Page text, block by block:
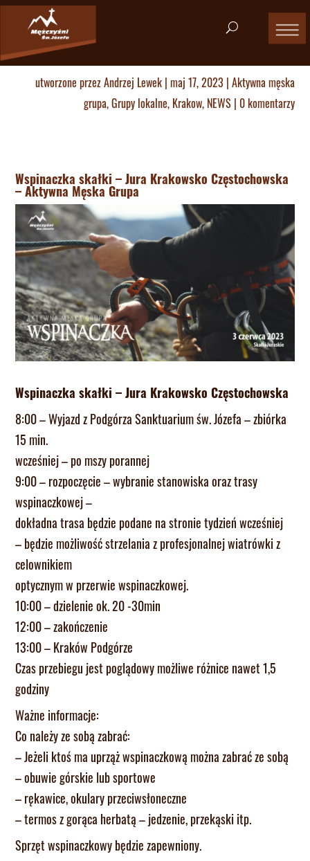
utworzone przezAndrzej Lewek| maj 17, 2023 | Aktywna męska
grupa,Grupy lokalne, Krakow, NEWS| 0 komentarzy
Wspinaczka skałki – Jura Krakowsko Częstochowska
– Aktywna Męska Grupa
Wspinaczka skałki – Jura Krakowsko Częstochowska
8:00 – Wyjazd z Podgórza Sanktuarium św. Józefa – zbiórka
15 min.
wcześniej – po mszy porannej
9:00 – rozpoczęcie – wybranie stanowiska oraz trasy
wspinaczkowej –
dokładna trasa będzie podane na stronie tydzień wcześniej
– będzie możliwość strzelania z profesjonalnej wiatrówki z
celownikiem
optycznym w przerwie wspinaczkowej.
10:00 – dzielenie ok. 20 -30min
12:00 – zakończenie
13:00 – Kraków Podgórze
Czas przebiegu jest poglądowy możliwe różnice nawet 1,5
godziny
Ważne informacje:
Co należy ze sobą zabrać:
– Jeżeli ktoś ma uprząż wspinaczkową można zabrać ze sobą
– obuwie górskie lub sportowe
– rękawice, okulary przeciwsłoneczne
– termos z gorąca herbatą – jedzenie, przekąski itp.
Sprzęt wspinaczkowy będzie zapewniony.